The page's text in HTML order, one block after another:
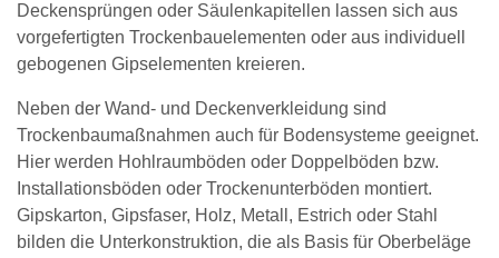
Deckensprüngen oder Säulenkapitellen lassen sich aus
vorgefertigten Trockenbauelementen oder aus individuell
gebogenen Gipselementen kreieren.
Neben der Wand- und Deckenverkleidung sind
Trockenbaumaßnahmen auch für Bodensysteme geeignet.
Hier werden Hohlraumböden oder Doppelböden bzw.
Installationsböden oder Trockenunterböden montiert.
Gipskarton, Gipsfaser, Holz, Metall, Estrich oder Stahl
bilden die Unterkonstruktion, die als Basis für Oberbeläge